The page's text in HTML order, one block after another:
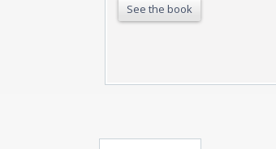
See the book